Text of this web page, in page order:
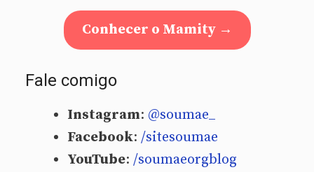
Conhecer o Mamity →
Fale comigo
Instagram: @soumae_
Facebook: /sitesoumae
YouTube: /soumaeorgblog